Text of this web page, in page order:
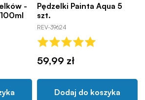
-
Pędzelki Painta Aqua 5
szt.
REV-39624
59,99 zł
Dodaj do koszyka